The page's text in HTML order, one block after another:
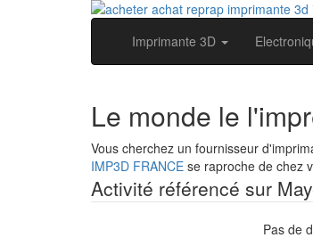
Imprimante 3D
Le monde le
Vous cherchez un fournisseur
IMP3D FRANCE se raproche de chez
Activité référencé sur
Pas de